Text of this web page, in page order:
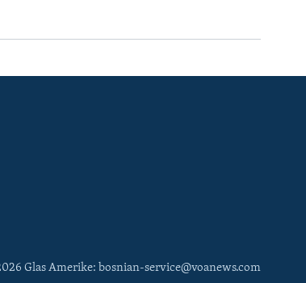
Glas Amerike: bosnian-service@voanews.com